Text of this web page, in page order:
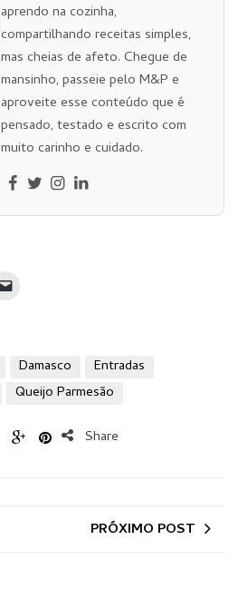
aprendo na cozinha,
compartilhando receitas simples,
mas cheias de afeto. Chegue de
mansinho, passeie pelo M&P e
aproveite esse conteúdo que é
pensado, testado e escrito com
muito carinho e cuidado.
Damasco
Entradas
Queijo Parmesão
Share
PRÓXIMO POST